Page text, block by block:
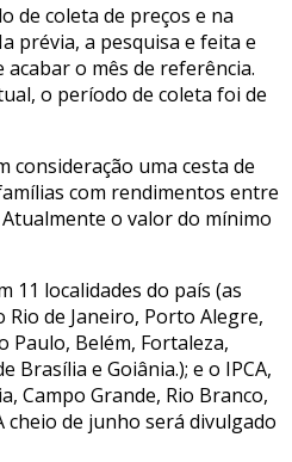
de coleta de preços e na
prévia, a pesquisa e feita e
o mês de referência.
o período de coleta foi de
consideração uma cesta de
com rendimentos entre
o valor do mínimo
11 localidades do país (as
de Janeiro, Porto Alegre,
Paulo, Belém, Fortaleza,
Brasília e Goiânia.); e o IPCA,
Campo Grande, Rio Branco,
cheio de junho será divulgado